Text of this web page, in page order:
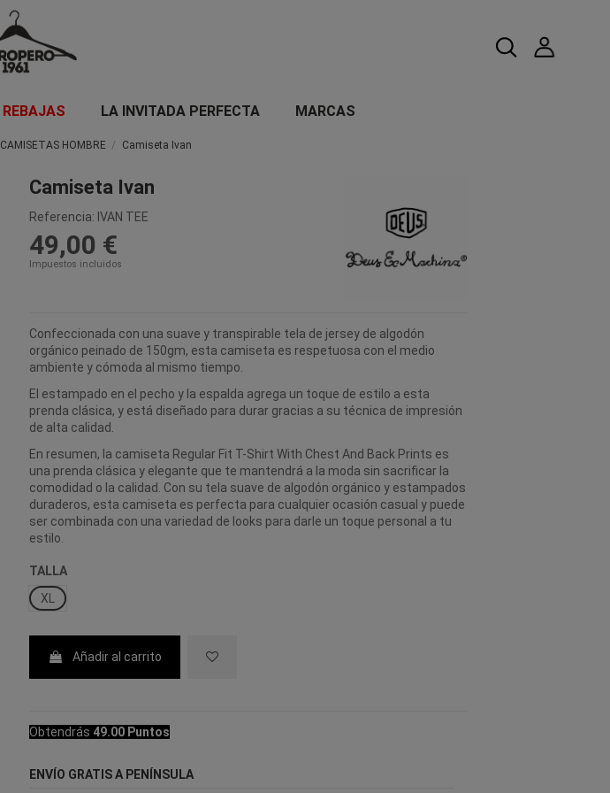
REBAJAS LA INVITADA PERFECTA MARCAS
CAMISETAS HOMBRE Camiseta Ivan
Camiseta Ivan
Referencia: IVAN TEE
49,00 €
Impuestos incluidos
Confeccionada con una suave y transpirable tela de jersey de algodón
orgánico peinado de 150gm, esta camiseta es respetuosa con el medio
ambiente y cómoda al mismo tiempo.
El estampado en el pecho y la espalda agrega un toque de estilo a esta
prenda clásica, y está diseñado para durar gracias a su técnica de impresión
de alta calidad.
En resumen, la camiseta Regular Fit T-Shirt With Chest And Back Prints es
una prenda clásica y elegante que te mantendrá a la moda sin sacrificar la
comodidad o la calidad. Con su tela suave de algodón orgánico y estampados
duraderos, esta camiseta es perfecta para cualquier ocasión casual y puede
ser combinada con una variedad de looks para darle un toque personal a tu
estilo.
TALLA
XL
Añadir al carrito
Obtendrás 49.00 Puntos
ENVÍO GRATIS A PENÍNSULA